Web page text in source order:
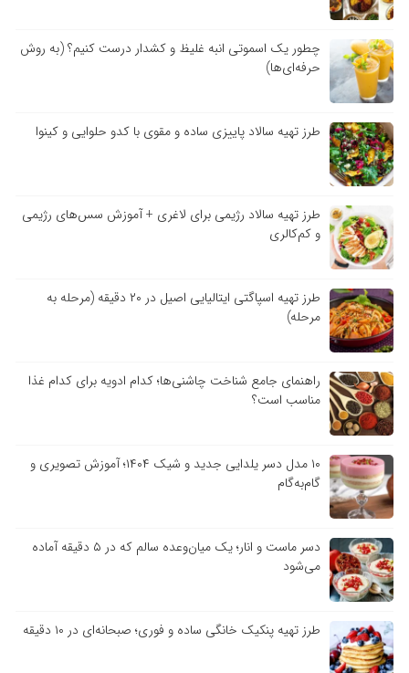
چطور یک اسموتی انبه غلیظ و کشدار درست کنیم؟ (به روش
حرفه‌ای‌ها)
طرز تهیه سالاد پاییزی ساده و مقوی با کدو حلوایی و کینوا
طرز تهیه سالاد رژیمی برای لاغری + آموزش سس‌های رژیمی
و کم‌کالری
طرز تهیه اسپاگتی ایتالیایی اصیل در ۲۰ دقیقه (مرحله به
مرحله)
راهنمای جامع شناخت چاشنی‌ها؛ کدام ادویه برای کدام غذا
مناسب است؟
۱۰ مدل دسر یلدایی جدید و شیک ۱۴۰۴؛ آموزش تصویری و
گام‌به‌گام
دسر ماست و انار؛ یک میان‌وعده سالم که در ۵ دقیقه آماده
می‌شود
طرز تهیه پنکیک خانگی ساده و فوری؛ صبحانه‌ای در ۱۰ دقیقه